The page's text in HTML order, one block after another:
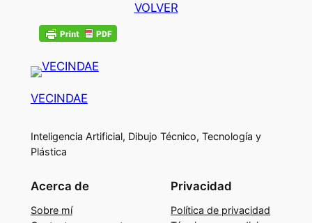
VOLVER
VECINDAE
Inteligencia Artificial, Dibujo Técnico, Tecnología y
Plástica
Acerca de
Sobre mí
Privacidad
Política de privacidad